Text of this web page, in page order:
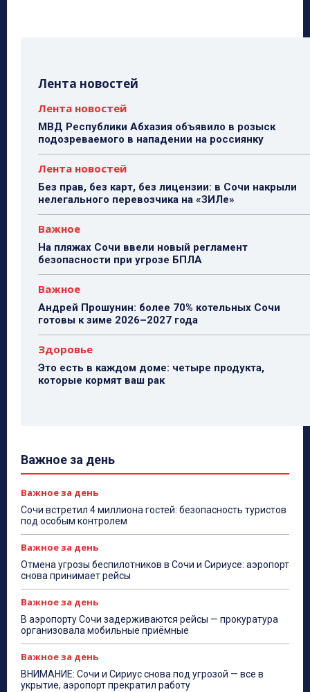
Лента новостей
Лента новостей
МВД Республики Абхазия объявило в розыск
подозреваемого в нападении на россиянку
Лента новостей
Без прав, без карт, без лицензии: в Сочи накрыли
нелегального перевозчика на «ЗИЛе»
Важное
На пляжах Сочи ввели новый регламент
безопасности при угрозе БПЛА
Важное
Андрей Прошунин: более 70% котельных Сочи
готовы к зиме 2026–2027 года
Здоровье
Это есть в каждом доме: четыре продукта,
которые кормят ваш рак
Важное за день
Важное за день
Сочи встретил 4 миллиона гостей: безопасность туристов
под особым контролем
Важное за день
Отмена угрозы беспилотников в Сочи и Сириусе: аэропорт
снова принимает рейсы
Важное за день
В аэропорту Сочи задерживаются рейсы — прокуратура
организовала мобильные приёмные
Важное за день
ВНИМАНИЕ: Сочи и Сириус снова под угрозой — все в
укрытие, аэропорт прекратил работу